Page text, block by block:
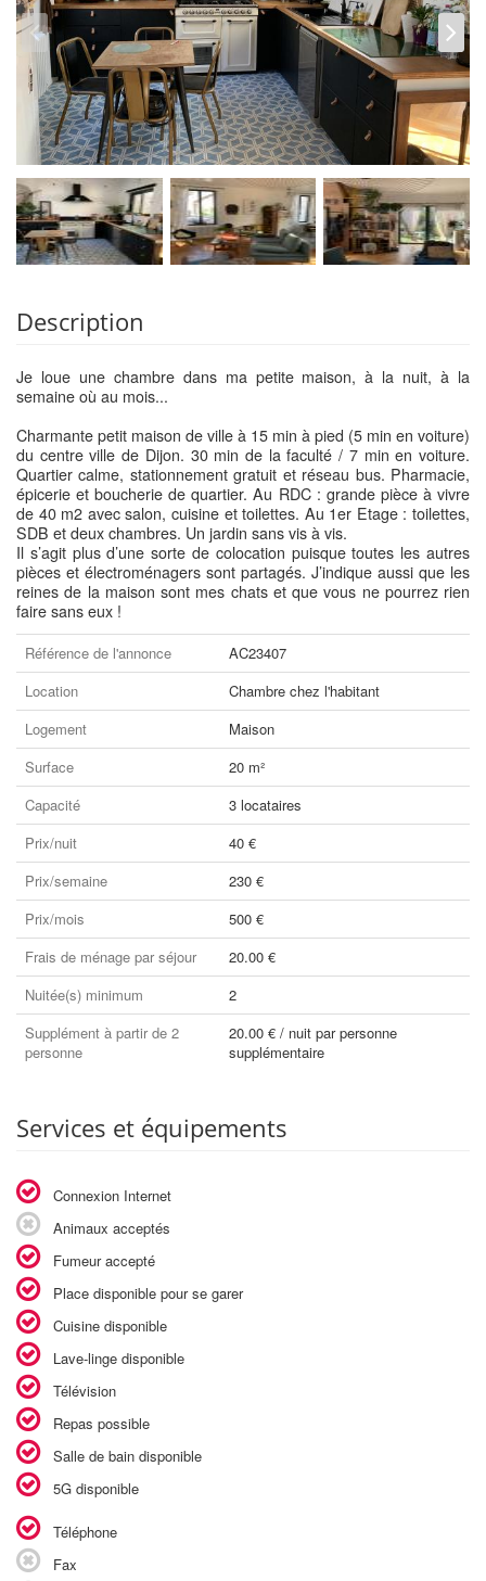
Description
Je loue une chambre dans ma petite maison, à la nuit, à la
semaine où au mois...
Charmante petit maison de ville à 15 min à pied (5 min en voiture)
du centre ville de Dijon. 30 min de la faculté / 7 min en voiture.
Quartier calme, stationnement gratuit et réseau bus. Pharmacie,
épicerie et boucherie de quartier. Au RDC : grande pièce à vivre
de 40 m2 avec salon, cuisine et toilettes. Au 1er Etage : toilettes,
SDB et deux chambres. Un jardin sans vis à vis.
Il s’agit plus d’une sorte de colocation puisque toutes les autres
pièces et électroménagers sont partagés. J’indique aussi que les
reines de la maison sont mes chats et que vous ne pourrez rien
faire sans eux !
Référence de l'annonce
AC23407
Location
Chambre chez l'habitant
Logement
Maison
Surface
20 m²
Capacité
3 locataires
Prix/nuit
40 €
Prix/semaine
230 €
Prix/mois
500 €
Frais de ménage par séjour
20.00 €
Nuitée(s) minimum
2
Supplément à partir de 2
personne
20.00 € / nuit par personne
supplémentaire
Services et équipements
Connexion Internet
Animaux acceptés
Fumeur accepté
Place disponible pour se garer
Cuisine disponible
Lave-linge disponible
Télévision
Repas possible
Salle de bain disponible
5G disponible
Téléphone
Fax